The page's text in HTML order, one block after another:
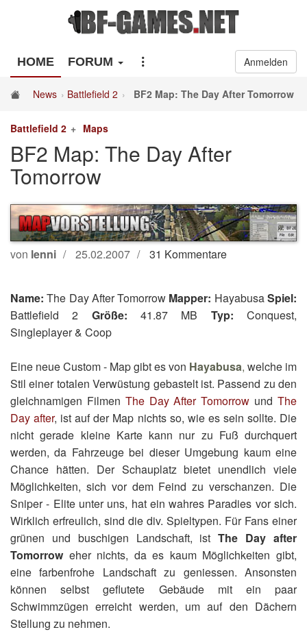
HOME FORUM Anmelden
News Battlefield 2 BF2 Map: The Day After Tomorrow
Battlefield 2 Maps
BF2 Map: The Day After
Tomorrow
von lenni 25.02.2007 31 Kommentare
Name: The Day After Tomorrow Mapper: HayabusaSpiel:
Battlefield 2 Größe: 41.87 MB Typ: Conquest,
Singleplayer & Coop
Eine neue Custom - Map gibt es von Hayabusa, welche im
Stil einer totalen Verwüstung gebastelt ist. Passend zu den
gleichnamigen Filmen The Day After Tomorrow undThe
Day after, ist auf der Map nichts so, wie es sein sollte. Die
nicht gerade kleine Karte kann nur zu Fuß durchquert
werden, da Fahrzeuge bei dieser Umgebung kaum eine
Chance hätten. Der Schauplatz bietet unendlich viele
Möglichkeiten, sich vor dem Feind zu verschanzen. Die
Sniper - Elite unter uns, hat ein wahres Paradies vor sich.
Wirklich erfreulich, sind die div. Spieltypen. Für Fans einer
grünen und buschigen Landschaft, istThe Day after
Tomorrow eher nichts, da es kaum Möglichkeiten gibt,
eine farbenfrohe Landschaft zu geniessen. Ansonsten
können selbst geflutete Gebäude mit ein paar
Schwimmzügen erreicht werden, um auf den Dächern
Stellung zu nehmen.